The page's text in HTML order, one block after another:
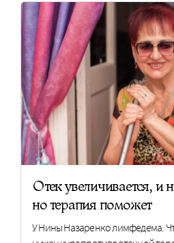
Отек увеличивается, и
но терапия поможет
У Нины Назаренко лимфедема.